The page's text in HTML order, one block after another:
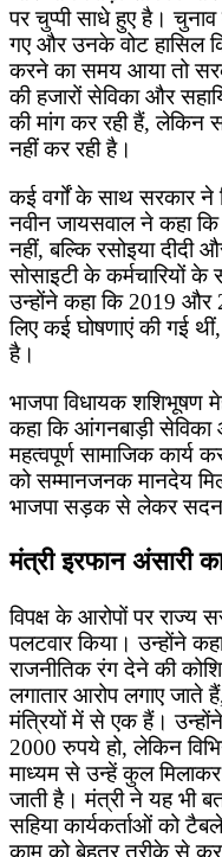
पर चुप्पी साधे हुए है।
गए और उनके वोट हासिल
करने का समय आया तो
की हजारों सेविका और
की मांग कर रही हैं, लेकिन
नहीं कर रही है।
कई वर्गों के साथ सरकार ने
नवीन जायसवाल ने कहा
नहीं, बल्कि रसोइया
सोसाइटी के कर्मचारियों के
उन्होंने कहा कि 2019 और
लिए कई घोषणाएं की गई
है।
भाजपा विधायक शशिभूषण
कहा कि आंगनबाड़ी
महत्वपूर्ण सामाजिक कार्य
को सम्मानजनक मानदेय
भाजपा सड़क से लेकर
मंत्री इरफान अंसारी
विपक्ष के आरोपों पर
पलटवार किया। उन्होंने
राजनीतिक रंग देने की
लगातार आरोप लगाए जाते
मंत्रियों में से एक हैं।
2000 रुपये हो, लेकिन
माध्यम से उन्हें कुल
जाती है। मंत्री ने यह भी
सहिया कार्यकर्ताओं को
काम को बेहतर तरीके से